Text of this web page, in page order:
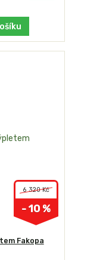
6 320 Kč
- 10 %
Fakopa